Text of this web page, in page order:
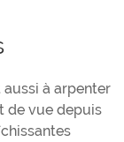
à arpenter
de vue depuis